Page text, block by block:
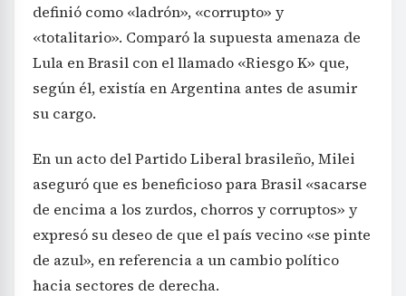
definió como «ladrón», «corrupto» y
«totalitario». Comparó la supuesta amenaza de
Lula en Brasil con el llamado «Riesgo K» que,
según él, existía en Argentina antes de asumir
su cargo.
En un acto del Partido Liberal brasileño, Milei
aseguró que es beneficioso para Brasil «sacarse
de encima a los zurdos, chorros y corruptos» y
expresó su deseo de que el país vecino «se pinte
de azul», en referencia a un cambio político
hacia sectores de derecha.